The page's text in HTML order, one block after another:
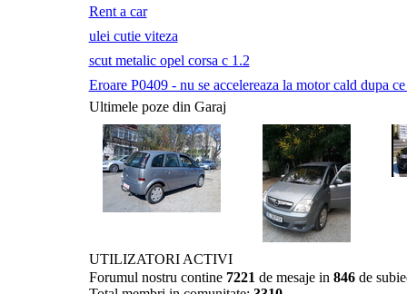
Rent a car
ulei cutie viteza
scut metalic opel corsa c 1.2
Eroare P0409 - nu se accelereaza la motor cald dupa
Ultimele poze din Garaj
UTILIZATORI ACTIVI
Forumul nostru contine 7221 de mesaje in 846de